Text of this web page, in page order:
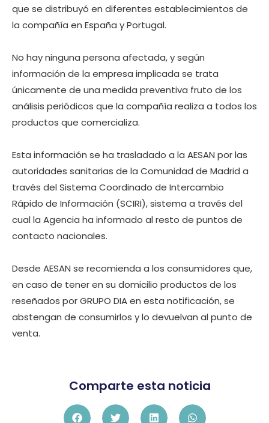
que se distribuyó en diferentes establecimientos de
la compañía en España y Portugal.
No hay ninguna persona afectada, y según
información de la empresa implicada se trata
únicamente de una medida preventiva fruto de los
análisis periódicos que la compañía realiza a todos los
productos que comercializa.
Esta información se ha trasladado a la AESAN por las
autoridades sanitarias de la Comunidad de Madrid a
través del Sistema Coordinado de Intercambio
Rápido de Información (SCIRI), sistema a través del
cual la Agencia ha informado al resto de puntos de
contacto nacionales.
Desde AESAN se recomienda a los consumidores que,
en caso de tener en su domicilio productos de los
reseñados por GRUPO DIA en esta notificación, se
abstengan de consumirlos y lo devuelvan al punto de
venta.
Comparte esta noticia